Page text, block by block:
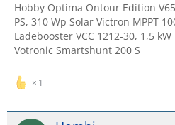
Hobby Optima Ontour Edition
PS, 310 Wp Solar Victron MPPT
Ladebooster VCC 1212-30, 1,5
Votronic Smartshunt 200 S
1